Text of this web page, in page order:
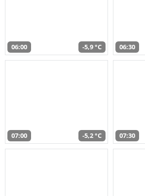
06:00 -5,9 °C 06:30
07:00 -5,2 °C 07:30